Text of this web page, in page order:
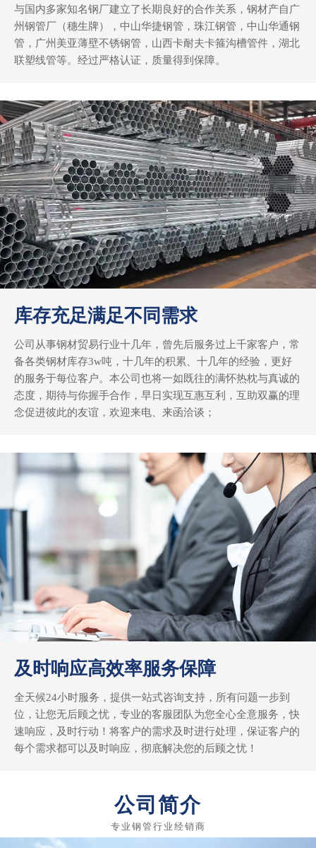
与国内多家知名钢厂建立了长期良好的合作关系，钢材产自广
州钢管厂（穗生牌），中山华捷钢管，珠江钢管，中山华通钢
管，广州美亚薄壁不锈钢管，山西卡耐夫卡箍沟槽管件，湖北
联塑线管等。经过严格认证，质量得到保障。
库存充足满足不同需求
公司从事钢材贸易行业十几年，曾先后服务过上千家客户，常
备各类钢材库存3w吨，十几年的积累、十几年的经验，更好
的服务于每位客户。本公司也将一如既往的满怀热枕与真诚的
态度，期待与你握手合作，早日实现互惠互利，互助双赢的理
念促进彼此的友谊，欢迎来电、来函洽谈；
及时响应高效率服务保障
全天候24小时服务，提供一站式咨询支持，所有问题一步到
位，让您无后顾之忧，专业的客服团队为您全心全意服务，快
速响应，及时行动！将客户的需求及时进行处理，保证客户的
每个需求都可以及时响应，彻底解决您的后顾之忧！
公司简介